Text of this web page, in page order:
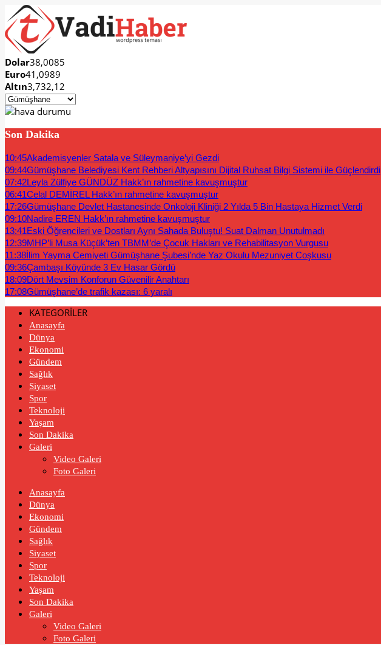
Dolar38,0085
Euro41,0989
Altın3,732,12
Son Dakika
10:45Akademisyenler Satala ve Süleymaniye’yi Gezdi
09:44Gümüşhane Belediyesi Kent Rehberi Altyapısını Dijital Ruhsat Bilgi Sistemi ile Güçlendirdi
07:42Leyla Zülfiye GÜNDÜZ Hakk’ın rahmetine kavuşmuştur
06:41Celal DEMİREL Hakk’ın rahmetine kavuşmuştur
17:26Gümüşhane Devlet Hastanesinde Onkoloji Kliniği 2 Yılda 5 Bin Hastaya Hizmet Verdi
09:10Nadire EREN Hakk’ın rahmetine kavuşmuştur
13:41Eski Öğrencileri ve Dostları Aynı Sahada Buluştu! Suat Dalman Unutulmadı
12:39MHP’li Musa Küçük’ten TBMM’de Çocuk Hakları ve Rehabilitasyon Vurgusu
11:38İlim Yayma Cemiyeti Gümüşhane Şubesi’nde Yaz Okulu Mezuniyet Coşkusu
09:36Çambaşı Köyünde 3 Ev Hasar Gördü
18:09Dört Mevsim Konforun Güvenilir Anahtarı
17:08Gümüşhane’de trafik kazası: 6 yaralı
KATEGORİLER
Anasayfa
Dünya
Ekonomi
Gündem
Sağlık
Siyaset
Spor
Teknoloji
Yaşam
Son Dakika
Galeri
Video Galeri
Foto Galeri
Anasayfa
Dünya
Ekonomi
Gündem
Sağlık
Siyaset
Spor
Teknoloji
Yaşam
Son Dakika
Galeri
Video Galeri
Foto Galeri